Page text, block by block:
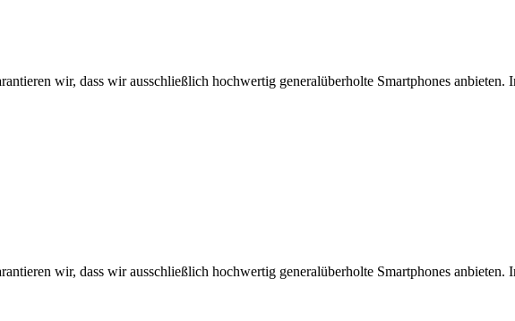
wir, dass wir ausschließlich hochwertig generalüberholte Smartphones anbieten.
wir, dass wir ausschließlich hochwertig generalüberholte Smartphones anbieten.